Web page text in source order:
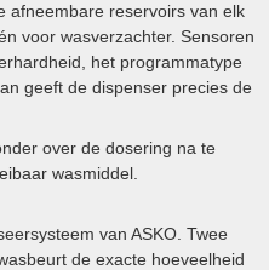
afneembare reservoirs van elk
voor wasverzachter. Sensoren
het programmatype
geeft de dispenser precies de
over de dosering na te
wasmiddel.
van ASKO. Twee
de exacte hoeveelheid